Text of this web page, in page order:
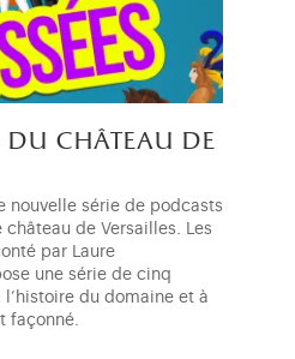
du château de
nouvelle série de podcasts
de Versailles. Les
par Laure
une série de cinq
du domaine et à
façonné.